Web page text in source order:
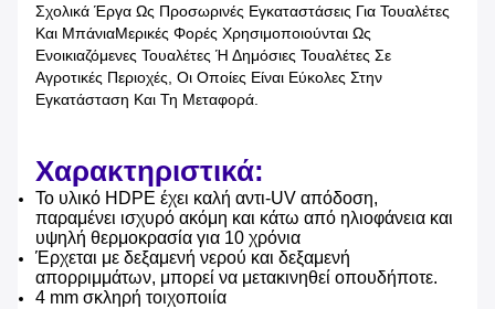
Σχολικά Έργα Ως Προσωρινές Εγκαταστάσεις Για Τουαλέτες
Και ΜπάνιαΜερικές Φορές Χρησιμοποιούνται Ως
Ενοικιαζόμενες Τουαλέτες Ή Δημόσιες Τουαλέτες Σε
Αγροτικές Περιοχές, Οι Οποίες Είναι Εύκολες Στην
Εγκατάσταση Και Τη Μεταφορά.
Χαρακτηριστικά:
Το υλικό HDPE έχει καλή αντι-UV απόδοση,
παραμένει ισχυρό ακόμη και κάτω από ηλιοφάνεια και
υψηλή θερμοκρασία για 10 χρόνια
Έρχεται με δεξαμενή νερού και δεξαμενή
απορριμμάτων, μπορεί να μετακινηθεί οπουδήποτε.
4 mm σκληρή τοιχοποιία